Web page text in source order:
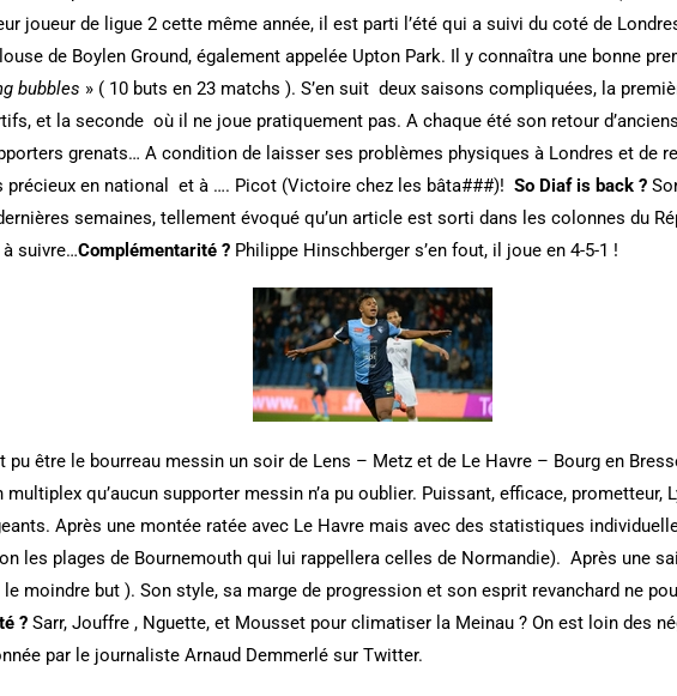
joueur de ligue 2 cette même année, il est parti l’été qui a suivi du coté de
de Boylen Ground, également appelée Upton Park. Il y connaîtra une bonne
bubbles » ( 10 buts en 23 matchs ). S’en suit deux saisons compliquées, la
et la seconde où il ne joue pratiquement pas. A chaque été son retour
grenats… A condition de laisser ses problèmes physiques à Londres et de
précieux en national et à …. Picot (Victoire chez les bâta###)! So Diaf is back ?
semaines, tellement évoqué qu’un article est sorti dans les colonnes du
suivre…Complémentarité ? Philippe Hinschberger s’en fout, il joue en 4-5-1 !
pu être le bourreau messin un soir de Lens – Metz et de Le Havre – Bourg en
multiplex qu’aucun supporter messin n’a pu oublier. Puissant, efficace,
Après une montée ratée avec Le Havre mais avec des statistiques
les plages de Bournemouth qui lui rappellera celles de Normandie). Après une
moindre but ). Son style, sa marge de progression et son esprit revanchard ne
? Sarr, Jouffre , Nguette, et Mousset pour climatiser la Meinau ? On est loin des
par le journaliste Arnaud Demmerlé sur Twitter.